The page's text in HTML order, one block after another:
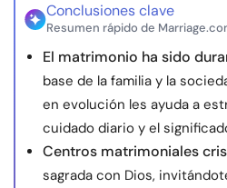
Sobre nosotros Contáctanos
nosotros
© Copyright 2026. Todos los
Conclusiones clave
Resumen rápido de
El matrimonio ha sido
base de la familia y la
en evolución les ayuda a
cuidado diario y el
Centros matrimoniales
sagrada con Dios,